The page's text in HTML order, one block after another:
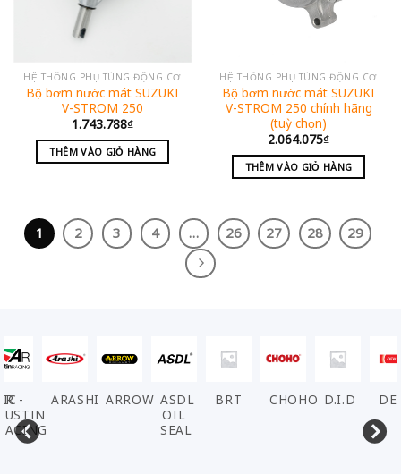
HỆ THỐNG PHỤ TÙNG ĐỘNG CƠ
Bộ bơm nước mát SUZUKI
V-STROM 250
1.743.788₫
THÊM VÀO GIỎ HÀNG
HỆ THỐNG PHỤ TÙNG ĐỘNG CƠ
Bộ bơm nước mát SUZUKI
V-STROM 250 chính hãng
(tuỳ chọn)
2.064.075₫
THÊM VÀO GIỎ HÀNG
1 2 3 4 … 26 27 28 29
-
ARASHI ARROW ASDL
OIL
SEAL
BRT CHOHO D.I.D